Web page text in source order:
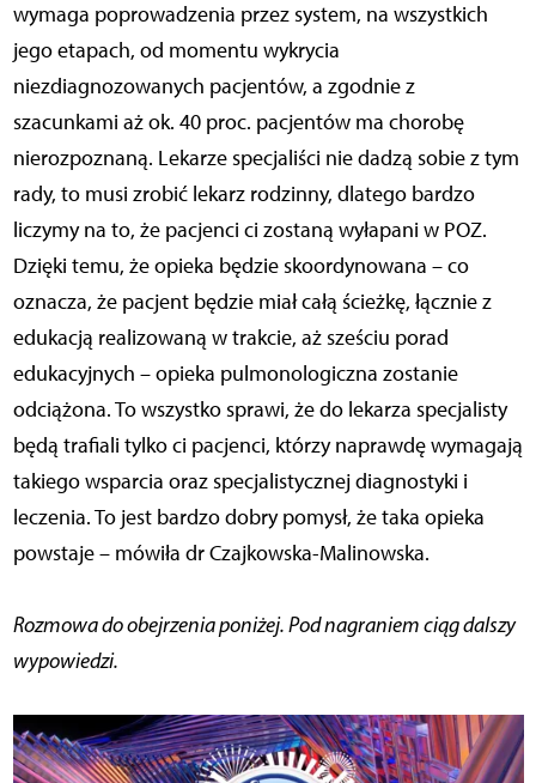
wymaga poprowadzenia przez system, na wszystkich
jego etapach, od momentu wykrycia
niezdiagnozowanych pacjentów, a zgodnie z
szacunkami aż ok. 40 proc. pacjentów ma chorobę
nierozpoznaną. Lekarze specjaliści nie dadzą sobie z tym
rady, to musi zrobić lekarz rodzinny, dlatego bardzo
liczymy na to, że pacjenci ci zostaną wyłapani w POZ.
Dzięki temu, że opieka będzie skoordynowana – co
oznacza, że pacjent będzie miał całą ścieżkę, łącznie z
edukacją realizowaną w trakcie, aż sześciu porad
edukacyjnych – opieka pulmonologiczna zostanie
odciążona. To wszystko sprawi, że do lekarza specjalisty
będą trafiali tylko ci pacjenci, którzy naprawdę wymagają
takiego wsparcia oraz specjalistycznej diagnostyki i
leczenia. To jest bardzo dobry pomysł, że taka opieka
powstaje – mówiła dr Czajkowska-Malinowska.
Rozmowa do obejrzenia poniżej. Pod nagraniem ciąg dalszy
wypowiedzi.